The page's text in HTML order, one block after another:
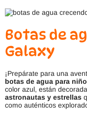
Botas de
Galaxy
¡Prepárate para una
botas de agua para
color azul, están
astronautas y estrellas
como auténticos